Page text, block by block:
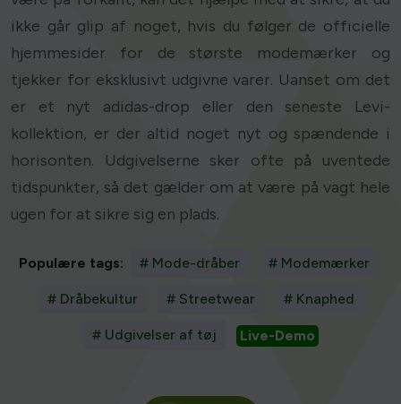
ikke går glip af noget, hvis du følger de officielle
hjemmesider for de største modemærker og
tjekker for eksklusivt udgivne varer. Uanset om det
er et nyt adidas-drop eller den seneste Levi-
kollektion, er der altid noget nyt og spændende i
horisonten. Udgivelserne sker ofte på uventede
tidspunkter, så det gælder om at være på vagt hele
ugen for at sikre sig en plads.
Populære tags: # Mode-dråber # Modemærker
# Dråbekultur # Streetwear # Knaphed
# Udgivelser af tøj Live-Demo